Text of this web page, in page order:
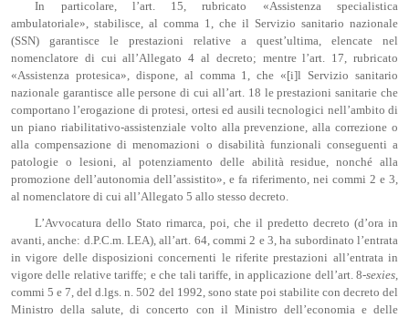
In particolare, l’art. 15, rubricato «Assistenza specialistica
ambulatoriale», stabilisce, al comma 1, che il Servizio sanitario nazionale
(SSN) garantisce le prestazioni relative a quest’ultima, elencate nel
nomenclatore di cui all’Allegato 4 al decreto; mentre l’art. 17, rubricato
«Assistenza protesica», dispone, al comma 1, che «[i]l Servizio sanitario
nazionale garantisce alle persone di cui all’art. 18 le prestazioni sanitarie che
comportano l’erogazione di protesi, ortesi ed ausili tecnologici nell’ambito di
un piano riabilitativo-assistenziale volto alla prevenzione, alla correzione o
alla compensazione di menomazioni o disabilità funzionali conseguenti a
patologie o lesioni, al potenziamento delle abilità residue, nonché alla
promozione dell’autonomia dell’assistito», e fa riferimento, nei commi 2 e 3,
al nomenclatore di cui all’Allegato 5 allo stesso decreto.
L’Avvocatura dello Stato rimarca, poi, che il predetto decreto (d’ora in
avanti, anche: d.P.C.m. LEA), all’art. 64, commi 2 e 3, ha subordinato l’entrata
in vigore delle disposizioni concernenti le riferite prestazioni all’entrata in
vigore delle relative tariffe; e che tali tariffe, in applicazione dell’art. 8-sexies,
commi 5 e 7, del d.lgs. n. 502 del 1992, sono state poi stabilite con decreto del
Ministro della salute, di concerto con il Ministro dell’economia e delle